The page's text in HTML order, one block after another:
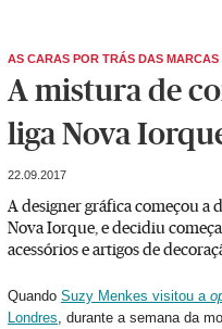
AS CARAS POR TRÁS DAS MARCAS
A mistura de
liga Nova
22.09.2017
A designer gráfica começou a
Nova Iorque, e decidiu
acessórios e artigos de
Quando Suzy Menkes visitou a
Londres , durante a semana da